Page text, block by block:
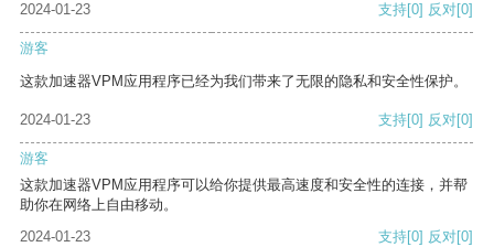
2024-01-23 支持[0] 反对[0]
游客
这款加速器VPM应用程序已经为我们带来了无限的隐私和安全性保护。
2024-01-23 支持[0] 反对[0]
游客
这款加速器VPM应用程序可以给你提供最高速度和安全性的连接，并帮
助你在网络上自由移动。
2024-01-23
支持[0] 反对[0]